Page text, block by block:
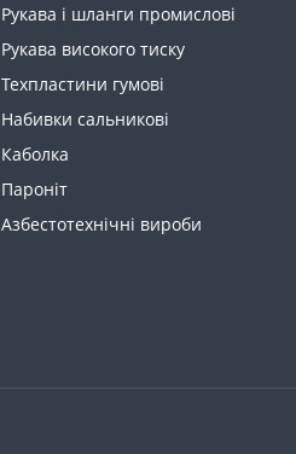
Рукава і шланги промислові
Рукава високого тиску
Техпластини гумові
Набивки сальникові
Каболка
Пароніт
Азбестотехнічні вироби